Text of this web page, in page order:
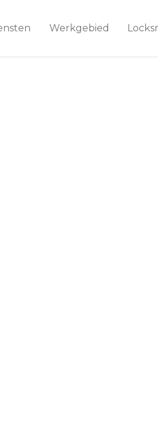
Werkgebied